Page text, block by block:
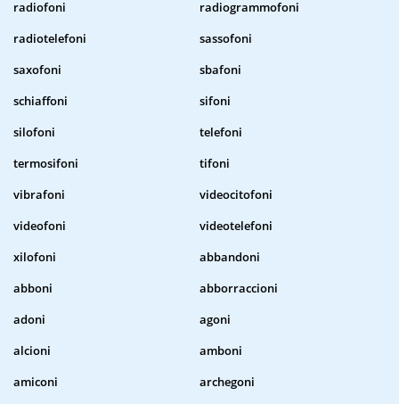
radiofoni
radiogrammofoni
radiotelefoni
sassofoni
saxofoni
sbafoni
schiaffoni
sifoni
silofoni
telefoni
termosifoni
tifoni
vibrafoni
videocitofoni
videofoni
videotelefoni
xilofoni
abbandoni
abboni
abborraccioni
adoni
agoni
alcioni
amboni
amiconi
archegoni